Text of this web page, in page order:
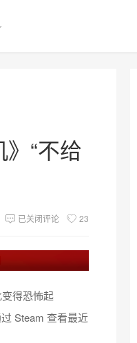
“不给
已关闭评论 23
得恐怖起
Steam 查看最近